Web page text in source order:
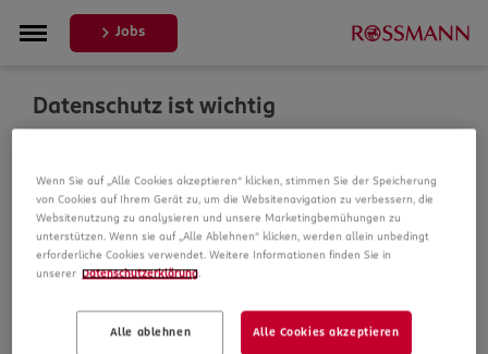
Jobs
Datenschutz ist wichtig
verarbeiten wir Daten von Ihnen. In unseren
Datenschutzbestimmungen informieren wir Sie über die
Datenspeicherung und Ihre Rechte, bevor Sie mit Ihrer
Bewerbung fortfahren.
Datenschutz­hinweise
Wenn Sie auf „Alle Cookies akzeptieren“ klicken, stimmen Sie der Speicherung
von Cookies auf Ihrem Gerät zu, um die Websitenavigation zu verbessern, die
Websitenutzung zu analysieren und unsere Marketingbemühungen zu
unterstützen. Wenn sie auf „Alle Ablehnen“ klicken, werden allein unbedingt
erforderliche Cookies verwendet. Weitere Informationen finden Sie in
unserer Datenschutzerklärung
Alle ablehnen Alle Cookies akzeptieren